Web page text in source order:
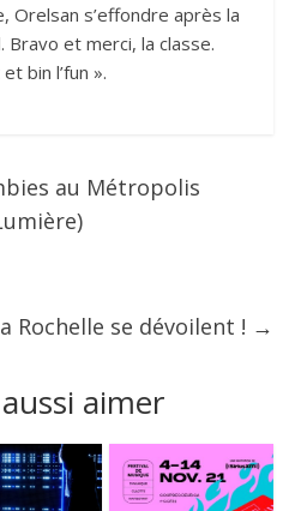
Orelsan s’effondre après la
et merci, la classe.
bin l’fun ».
au Métropolis
Rochelle se dévoilent ! →
aimer